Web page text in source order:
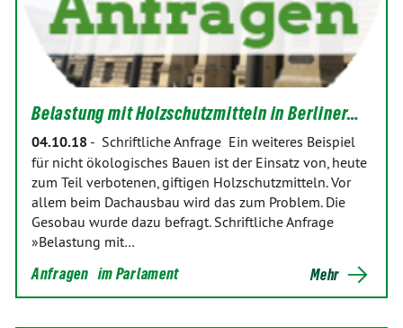
Belastung mit Holzschutzmitteln in Berliner…
04.10.18 - Schriftliche Anfrage Ein weiteres Beispiel
für nicht ökologisches Bauen ist der Einsatz von, heute
zum Teil verbotenen, giftigen Holzschutzmitteln. Vor
allem beim Dachausbau wird das zum Problem. Die
Gesobau wurde dazu befragt. Schriftliche Anfrage
»Belastung mit…
Anfragen im Parlament Mehr